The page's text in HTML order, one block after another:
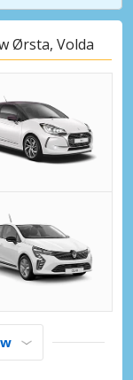
Ørsta, Volda